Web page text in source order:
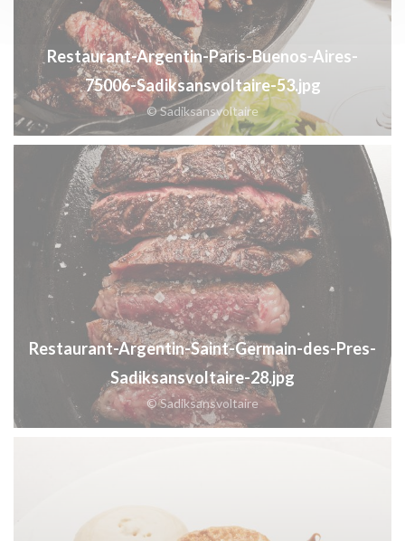
Restaurant-Argentin-Paris-Buenos-Aires-
75006-Sadiksansvoltaire-53.jpg
© Sadiksansvoltaire
Restaurant-Argentin-Saint-Germain-des-Pres-
Sadiksansvoltaire-28.jpg
© Sadiksansvoltaire